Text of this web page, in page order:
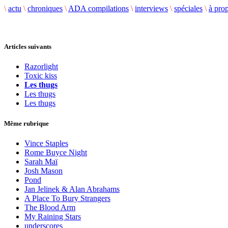
\ actu \ chroniques \ ADA compilations \ interviews \ spéciales \ à
Articles suivants
Razorlight
Toxic kiss
Les thugs
Les thugs
Les thugs
Même rubrique
Vince Staples
Rome Buyce Night
Sarah Maï
Josh Mason
Pond
Jan Jelinek & Alan Abrahams
A Place To Bury Strangers
The Blood Arm
My Raining Stars
underscores